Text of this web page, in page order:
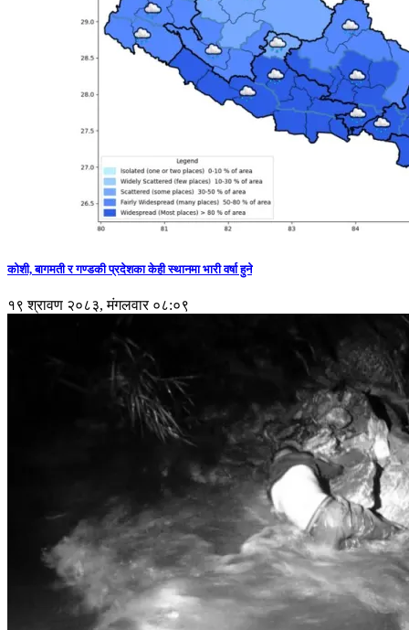
कोशी, बागमती र गण्डकी प्रदेशका केही स्थानमा भारी वर्षा हुने
१९ श्रावण २०८३, मंगलवार ०८:०९